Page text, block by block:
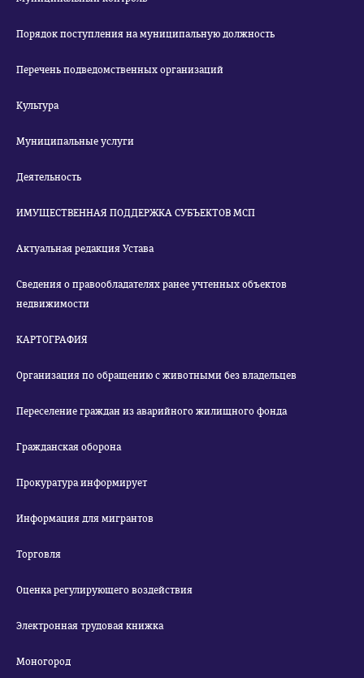
Порядок поступления на муниципальную должность
Перечень подведомственных организаций
Культура
Муниципальные услуги
Деятельность
ИМУЩЕСТВЕННАЯ ПОДДЕРЖКА СУБЪЕКТОВ МСП
Актуальная редакция Устава
Сведения о правообладателях ранее учтенных объектов
недвижимости
КАРТОГРАФИЯ
Организация по обращению с животными без владельцев
Переселение граждан из аварийного жилищного фонда
Гражданская оборона
Прокуратура информирует
Информация для мигрантов
Торговля
Оценка регулирующего воздействия
Электронная трудовая книжка
Моногород